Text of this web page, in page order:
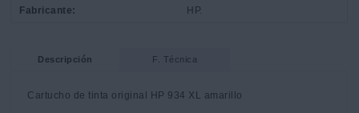
Fabricante: HP.
Descripción F. Técnica
Cartucho de tinta original HP 934 XL amarillo